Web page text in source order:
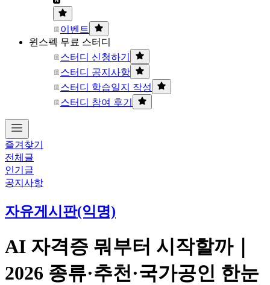
이벤트
윈스펙 무료 스터디
스터디 신청하기
스터디 공지사항
스터디 학습일지 작성
스터디 참여 후기
즐겨찾기
전체글
인기글
공지사항
자유게시판(익명)
AI 자격증 뭐부터 시작할까｜
2026 종류·추천·국가공인 한눈